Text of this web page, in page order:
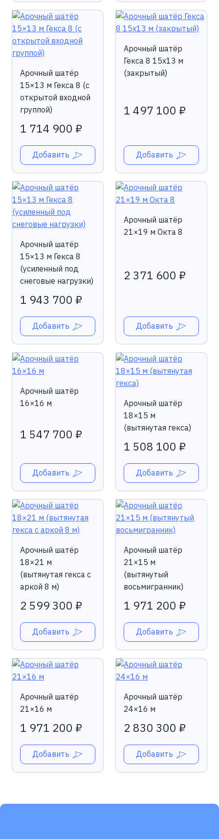
Арочный шатёр
15×13 м Гекса 8 (с
открытой входной
группой)
1 714 900 ₽
Добавить
Арочный шатёр
Гекса 8 15x13 м
(закрытый)
1 497 100 ₽
Добавить
Арочный шатёр
15×13 м Гекса 8
(усиленный под
снеговые нагрузки)
1 943 700 ₽
Добавить
Арочный шатёр
21×19 м Окта 8
2 371 600 ₽
Добавить
Арочный шатёр
16×16 м
1 547 700 ₽
Добавить
Арочный шатёр
18×15 м
(вытянутая гекса)
1 508 100 ₽
Добавить
Арочный шатёр
18×21 м
(вытянутая гекса с
аркой 8 м)
2 599 300 ₽
Добавить
Арочный шатёр
21×15 м
(вытянутый
восьмигранник)
1 971 200 ₽
Добавить
Арочный шатёр
21×16 м
1 971 200 ₽
Добавить
Арочный шатёр
24×16 м
2 830 300 ₽
Добавить